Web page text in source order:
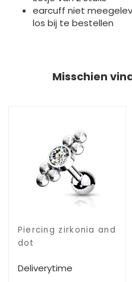
earcuff niet
los bij te bestellen
Misschien
Piercing zirkonia and
dot
Deliverytime